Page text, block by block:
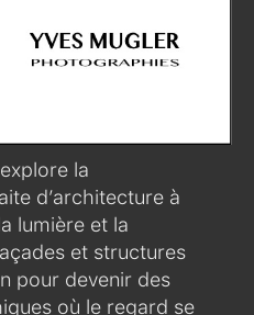
la
d’architecture à
lumière et la
et structures
pour devenir des
où le regard se